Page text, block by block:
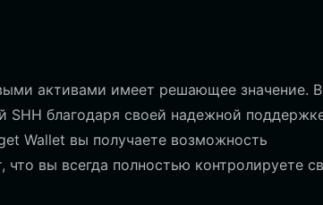
активами имеет решающее значение.
SHH благодаря своей надежной
Wallet вы получаете возможность
вы всегда полностью контролируете